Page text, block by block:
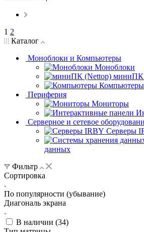
1 2
Каталог
Моноблоки и Компьютеры
Моноблоки
миниПК
Компьютеры
Периферия
Мониторы
Серверное и сетевое
Серверы
данных
Фильтр
Сортировка
По популярности (убывание)
Диагональ экрана
В наличии (34)